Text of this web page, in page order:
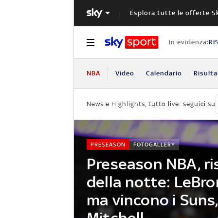
Esplora tutte le offerte
In evidenza:
NBA Video Calendario
News e Highlights, tutto live: seguici su
Preseason NBA,
della notte:
ma vincono i
PRESEASON FOTOGALLERY